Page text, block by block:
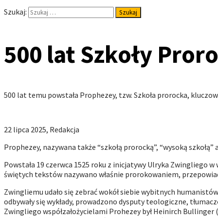
Szukaj:
500 lat Szkoły
500 lat temu powstała Prophezey, tzw. Szkoła prorocka,
22 lipca 2025, Redakcja
Prophezey, nazywana także “szkołą prorocką”, “wysoką
Powstała 19 czerwca 1525 roku z inicjatywy Ulryka Zwingliego
świętych tekstów nazywano właśnie prorokowaniem,
Zwingliemu udało się zebrać wokół siebie wybitnych
odbywały się wykłady, prowadzono dysputy teologiczne,
Zwingliego współzałożycielami Prohezey był Heinirch